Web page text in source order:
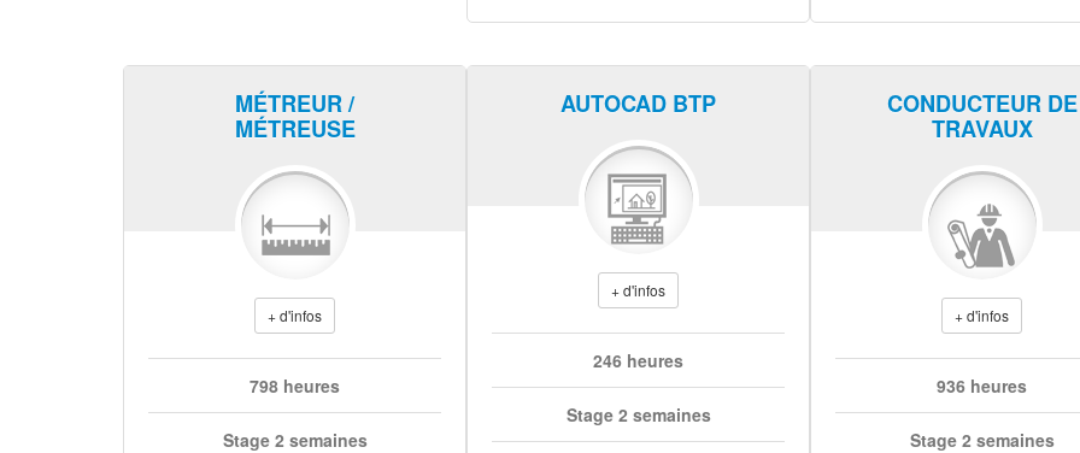
MÉTREUR /
MÉTREUSE
+ d'infos
798 heures
Stage 2 semaines
AUTOCAD BTP
+ d'infos
246 heures
Stage 2 semaines
CONDUCTEUR DE
TRAVAUX
+ d'infos
936 heures
Stage 2 semaines